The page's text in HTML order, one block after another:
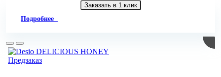
Заказать в 1 клик
Подробнее
Предзаказ